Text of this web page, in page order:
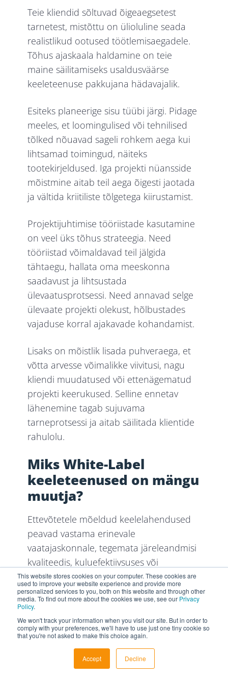
This website stores cookies on your computer. These cookies are
used to improve your website experience and provide more
personalized services to you, both on this website and through other
media. To find out more about the cookies we use, see our Privacy
Policy.
We won't track your information when you visit our site. But in order to
comply with your preferences, we'll have to use just one tiny cookie so
that you're not asked to make this choice again.
Accept Decline
Teie kliendid sõltuvad õigeaegsetest
tarnetest, mistõttu on ülioluline seada
realistlikud ootused töötlemisaegadele.
Tõhus ajaskaala haldamine on teie
maine säilitamiseks usaldusväärse
keeleteenuse pakkujana hädavajalik.
Esiteks planeerige sisu tüübi järgi. Pidage
meeles, et loomingulised või tehnilised
tõlked nõuavad sageli rohkem aega kui
lihtsamad toimingud, näiteks
tootekirjeldused. Iga projekti nüansside
mõistmine aitab teil aega õigesti jaotada
ja vältida kriitiliste tõlgetega kiirustamist.
Projektijuhtimise tööriistade kasutamine
on veel üks tõhus strateegia. Need
tööriistad võimaldavad teil jälgida
tähtaegu, hallata oma meeskonna
saadavust ja lihtsustada
ülevaatusprotsessi. Need annavad selge
ülevaate projekti olekust, hõlbustades
vajaduse korral ajakavade kohandamist.
Lisaks on mõistlik lisada puhveraega, et
võtta arvesse võimalikke viivitusi, nagu
kliendi muudatused või ettenägematud
projekti keerukused. Selline ennetav
lähenemine tagab sujuvama
tarneprotsessi ja aitab säilitada klientide
rahulolu.
Miks White-Label
keeleteenused on mängu
muutja?
Ettevõtetele mõeldud keelelahendused
peavad vastama erinevale
vaatajaskonnale, tegemata järeleandmisi
kvaliteedis, kuluefektiivsuses või
kaubamärgi terviklikkuses. White Label
mitmekeelsed teenused pakuvad
ideaalset viisi nende nõudmiste
täitmiseks. Kogenud keeleteenuse
pakkujaga koostööd tehes saate oma
kaubamärgi all pakkuda esmaklassilisi
keelelahendusi, ilma et oleks vaja luua